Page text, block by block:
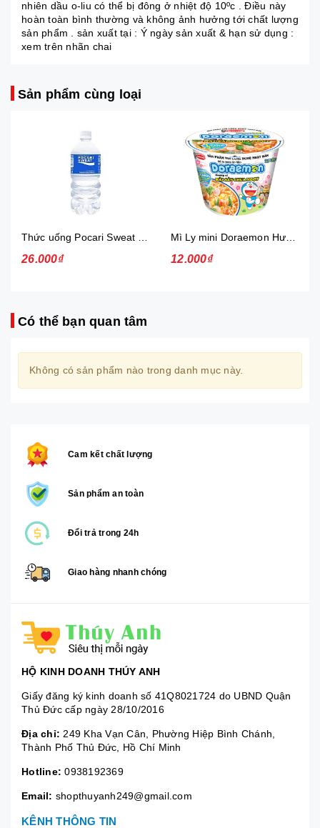
nhiên dầu o-liu có thể bị đông ở nhiệt độ 10ºc . Điều này
hoàn toàn bình thường và không ảnh hưởng tới chất lượng
sản phẩm . sản xuất tại : Ý ngày sản xuất & hạn sử dụng :
xem trên nhãn chai
Sản phẩm cùng loại
26.000₫ 12.000₫
Có thể bạn quan tâm
Không có sản phẩm nào trong danh mục này.
Cam kết chất lượng
Sản phẩm an toàn
Đổi trả trong 24h
Giao hàng nhanh chóng
HỘ KINH DOANH THÚY ANH
Giấy đăng ký kinh doanh số 41Q8021724 do UBND Quận
Thủ Đức cấp ngày 28/10/2016
Địa chỉ: 249 Kha Vạn Cân, Phường Hiệp Bình Chánh,
Thành Phố Thủ Đức, Hồ Chí Minh
Hotline: 0938192369
Email: shopthuyanh249@gmail.com
KÊNH THÔNG TIN